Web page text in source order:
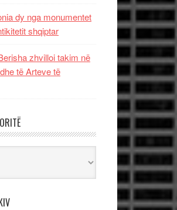
dy nga monumentet
shqiptar
zhvilloi takim në
të Arteve të